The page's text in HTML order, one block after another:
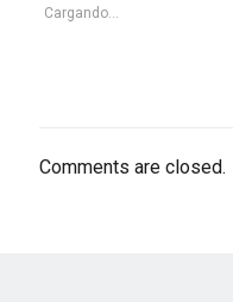
Cargando...
Comments are closed.